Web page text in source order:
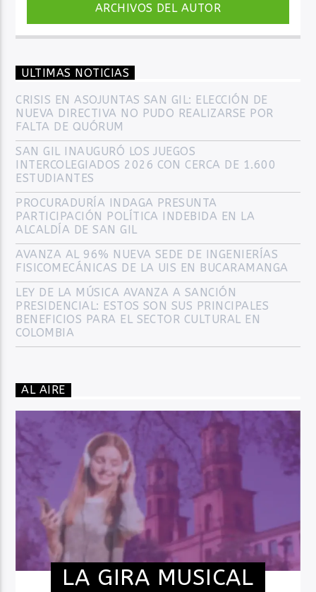
ARCHIVOS DEL AUTOR
ULTIMAS NOTICIAS
CRISIS EN ASOJUNTAS SAN GIL: ELECCIÓN DE
NUEVA DIRECTIVA NO PUDO REALIZARSE POR
FALTA DE QUÓRUM
SAN GIL INAUGURÓ LOS JUEGOS
INTERCOLEGIADOS 2026 CON CERCA DE 1.600
ESTUDIANTES
PROCURADURÍA INDAGA PRESUNTA
PARTICIPACIÓN POLÍTICA INDEBIDA EN LA
ALCALDÍA DE SAN GIL
AVANZA AL 96% NUEVA SEDE DE INGENIERÍAS
FISICOMECÁNICAS DE LA UIS EN BUCARAMANGA
LEY DE LA MÚSICA AVANZA A SANCIÓN
PRESIDENCIAL: ESTOS SON SUS PRINCIPALES
BENEFICIOS PARA EL SECTOR CULTURAL EN
COLOMBIA
AL AIRE
LA GIRA MUSICAL